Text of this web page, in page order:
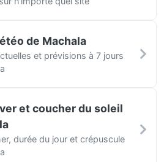
de Machala
et prévisions à 7 jours
et coucher du soleil
durée du jour et crépuscule